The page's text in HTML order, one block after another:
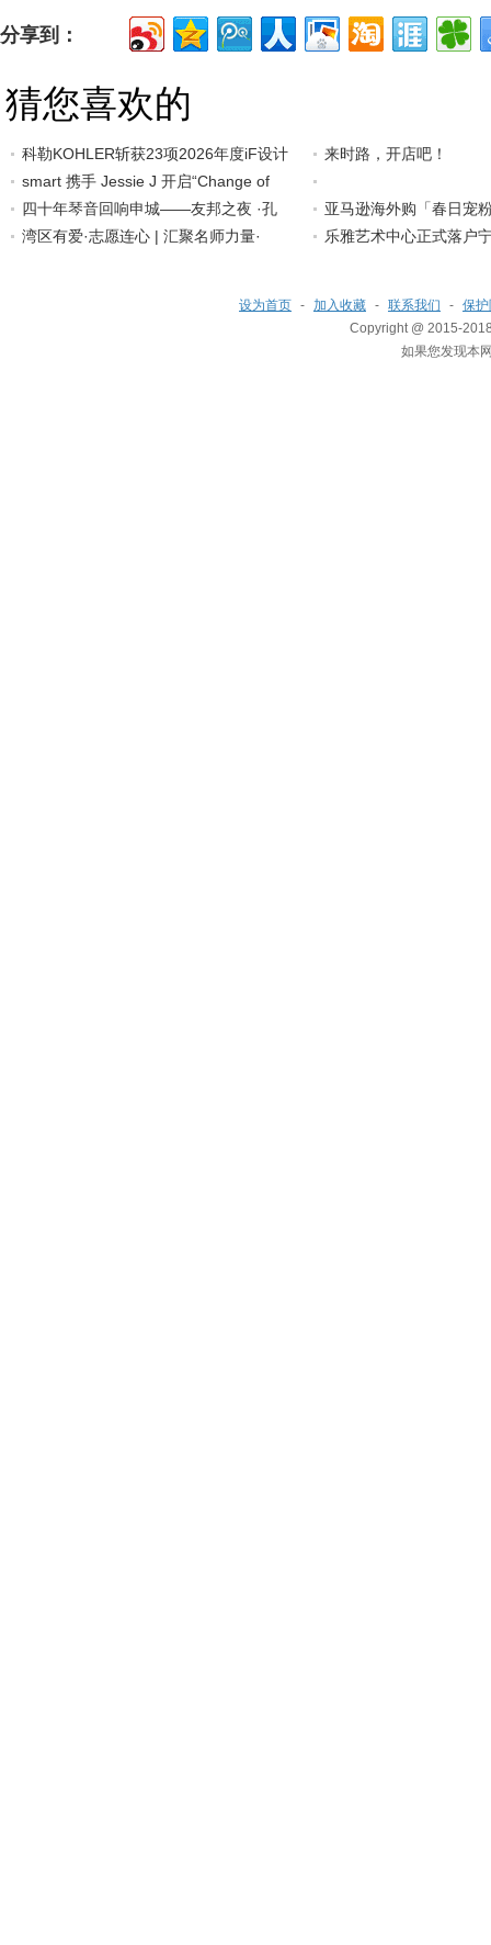
分享到：
猜您喜欢的
科勒KOHLER斩获23项2026年度iF设计
大奖
来时路，开店吧！
smart 携手 Jessie J 开启“Change of
四十年琴音回响申城——友邦之夜 ·孔
亚马逊海外购「春日宠
湾区有爱·志愿连心 | 汇聚名师力量·
乐雅艺术中心正式落户
设为首页 - 加入收藏 - 联系我们 - 保
Copyright @ 2015-
如果您发现本